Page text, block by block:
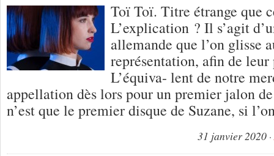
Toï Toï. Titre étrange que
L’explication ? Il s’agit
allemande que l’on glisse
représentation, afin de
L’équiva- lent de notre
appellation dès lors pour un premier jalon
n’est que le premier disque de Suzane, si
31 janvier 2020